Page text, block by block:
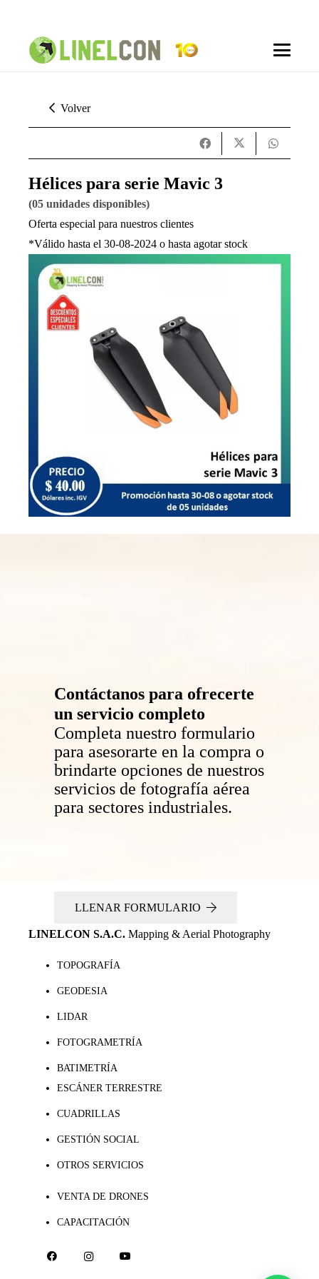
Volver
Hélices para serie Mavic 3
(05 unidades disponibles)
Oferta especial para nuestros clientes
*Válido hasta el 30-08-2024 o hasta agotar stock
Contáctanos para ofrecerte
un servicio completo
Completa nuestro formulario
para asesorarte en la compra o
brindarte opciones de nuestros
servicios de fotografía aérea
para sectores industriales.
LLENAR FORMULARIO
LINELCON S.A.C. Mapping & Aerial Photography
TOPOGRAFÍA
GEODESIA
LIDAR
FOTOGRAMETRÍA
BATIMETRÍA
ESCÁNER TERRESTRE
CUADRILLAS
GESTIÓN SOCIAL
OTROS SERVICIOS
VENTA DE DRONES
CAPACITACIÓN